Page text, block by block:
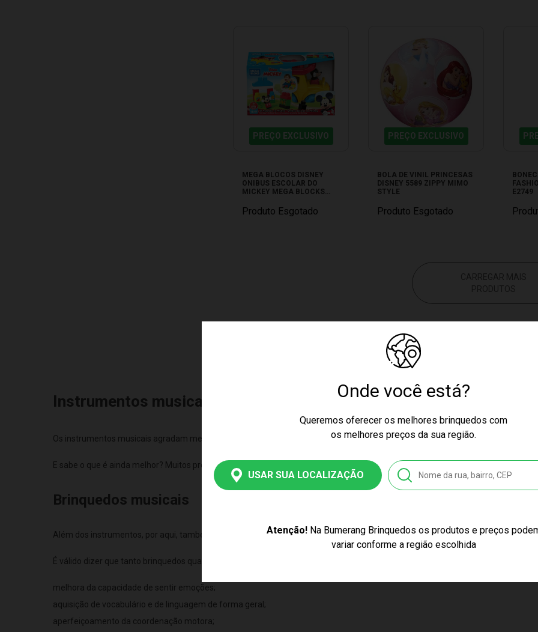
Onde você está?
Queremos oferecer os melhores brinquedos com
os melhores preços da sua região.
USAR SUA LOCALIZAÇÃO
Atenção!Na Bumerang Brinquedos os produtos e preços
variar conforme a região escolhida
PREÇO EXCLUSIVO
MEGA BLOCOS DISNEY
ONIBUS ESCOLAR DO
MICKEY MEGA BLOCKS
Produto Esgotado
PREÇO EXCLUSIVO
BOLA DE VINIL PRINCESAS
DISNEY 5589 ZIPPY MIMO
STYLE
Produto Esgotado
E2749
Instrumentos musicais infantis
Os instrumentos musicais agradam meninos e meninas de todas as idades. Entre as alternativas, dá para achar desde
E sabe o que é ainda melhor? Muitos produtos têm temas de personagens famosos, como o Batman, Toy Story e Homem
Brinquedos musicais
Além dos instrumentos, por aqui, também há vários brinquedos musicais. Alguns exemplos são o karaokê, o kit bandinha e a
É válido dizer que tanto brinquedos quanto instrumentos infantis somam ao desenvolvimento dos pequenos. Algumas das
melhora da capacidade de sentir emoções;
aquisição de vocabulário e de linguagem de forma geral;
aperfeiçoamento da coordenação motora;